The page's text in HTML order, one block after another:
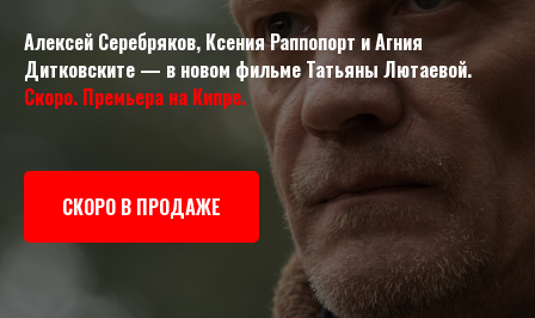
Алексей Серебряков, Ксения Раппопорт и Агния
Дитковските — в новом фильме Татьяны Лютаевой.
Скоро. Премьера на Кипре.
СКОРО В ПРОДАЖЕ